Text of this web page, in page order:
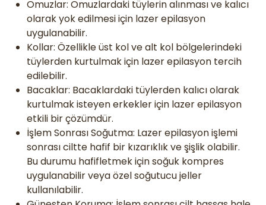
Omuzlar: Omuzlardaki tüylerin alınması ve kalıcı
olarak yok edilmesi için lazer epilasyon
uygulanabilir.
Kollar: Özellikle üst kol ve alt kol bölgelerindeki
tüylerden kurtulmak için lazer epilasyon tercih
edilebilir.
Bacaklar: Bacaklardaki tüylerden kalıcı olarak
kurtulmak isteyen erkekler için lazer epilasyon
etkili bir çözümdür.
İşlem Sonrası Soğutma: Lazer epilasyon işlemi
sonrası ciltte hafif bir kızarıklık ve şişlik olabilir.
Bu durumu hafifletmek için soğuk kompres
uygulanabilir veya özel soğutucu jeller
kullanılabilir.